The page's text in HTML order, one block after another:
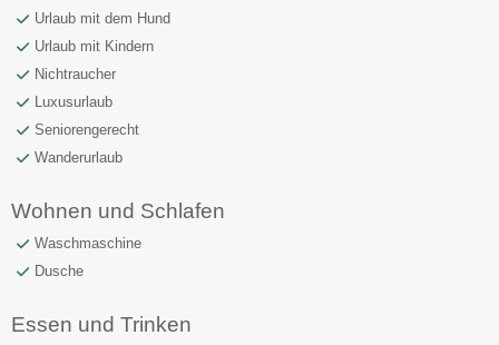
Urlaub mit dem Hund
Urlaub mit Kindern
Nichtraucher
Luxusurlaub
Seniorengerecht
Wanderurlaub
Wohnen und Schlafen
Waschmaschine
Dusche
Essen und Trinken